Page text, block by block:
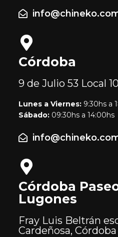
Córdoba
9 de Julio 53 Local
Lunes a Viernes: 9:30hs a
Sábado: 09:30hs a 14:00hs
Córdoba
Lugones
Fray Luis Beltrán
Cardeñosa, Córdoba